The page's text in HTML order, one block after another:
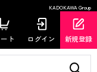
KADOKAWA Group
ト ログイン 新規登録